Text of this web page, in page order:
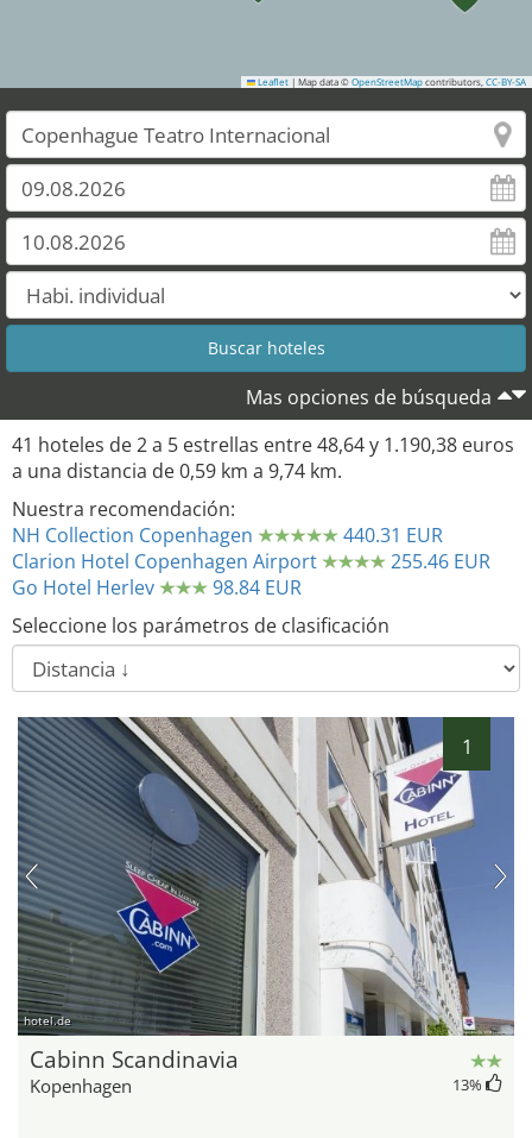
Leaflet | Map data © OpenStreetMap contributors, CC-BY-SA
Mas opciones de búsqueda
41 hoteles de2a 5 estrellas entre48,64y 1.190,38 euros
a una distancia de0,59 km a 9,74 km.
Nuestra recomendación:
NH Collection Copenhagen
440.31 EUR
Clarion Hotel Copenhagen Airport
255.46 EUR
Go Hotel Herlev
98.84 EUR
Seleccione los parámetros de clasificación
1
hotel.de
Cabinn Scandinavia
Kopenhagen 13%